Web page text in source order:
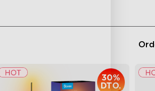
30%
DTO.